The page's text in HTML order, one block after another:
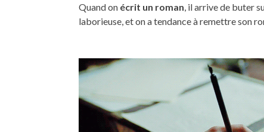
Quand on écrit un roman , il arrive de buter
laborieuse, et on a tendance à remettre son